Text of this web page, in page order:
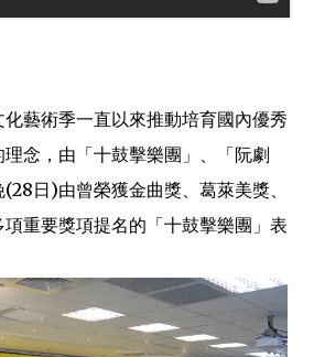
藝術季一直以來推動培育國內優秀
念，由「十鼓擊樂團」、「阮劇
日)由曾榮獲金曲獎、葛萊美獎、
重要獎項提名的「十鼓擊樂團」表